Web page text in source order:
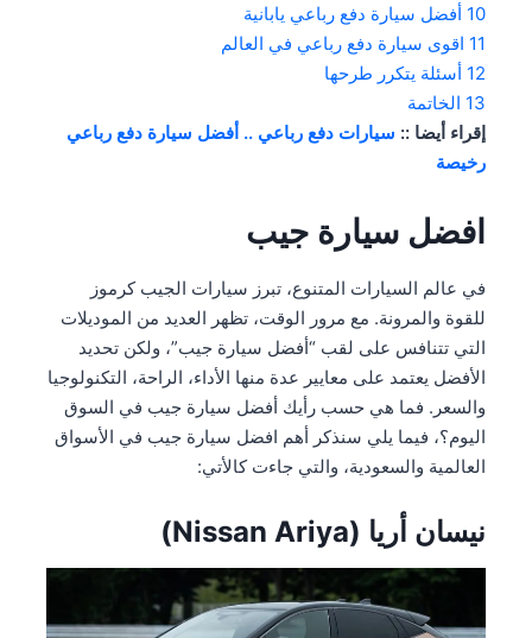
10 أفضل سيارة دفع رباعي يابانية
11 اقوى سيارة دفع رباعي في العالم
12 أسئلة يتكرر طرحها
13 الخاتمة
إقراء أيضا :: سيارات دفع رباعي .. أفضل سيارة دفع رباعي
رخيصة
افضل سيارة جيب
في عالم السيارات المتنوع، تبرز سيارات الجيب كرموز
للقوة والمرونة. مع مرور الوقت، تظهر العديد من الموديلات
التي تتنافس على لقب “أفضل سيارة جيب”، ولكن تحديد
الأفضل يعتمد على معايير عدة منها الأداء، الراحة، التكنولوجيا
والسعر. فما هي حسب رأيك أفضل سيارة جيب في السوق
اليوم؟، فيما يلي سنذكر أهم افضل سيارة جيب في الأسواق
العالمية والسعودية، والتي جاءت كالأتي:
نيسان أريا (Nissan Ariya)